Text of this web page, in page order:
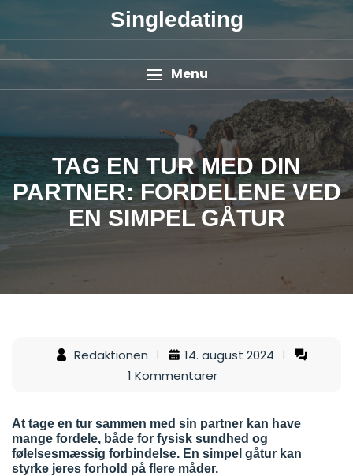
Singledating
Menu
TAG EN TUR MED DIN
PARTNER: FORDELENE VED
EN SIMPEL GÅTUR
Redaktionen
14. august 2024
1 Kommentarer
At tage en tur sammen med sin partner kan have
mange fordele, både for fysisk sundhed og
følelsesmæssig forbindelse. En simpel gåtur kan
styrke jeres forhold på flere måder.